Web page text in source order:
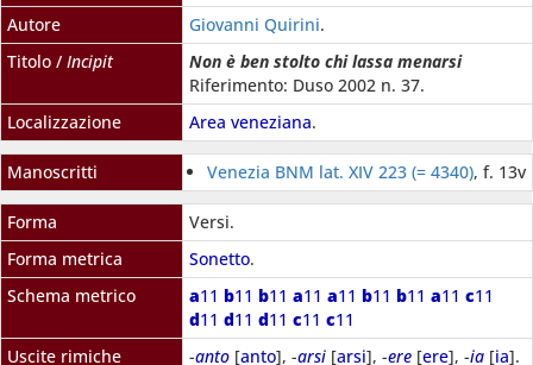
Autore
Giovanni Quirini.
Titolo / Incipit
Non è ben stolto chi lassa menarsi
Riferimento: Duso 2002 n. 37.
Localizzazione
Area veneziana.
Manoscritti Venezia BNM lat. XIV 223 (= 4340), f. 13v
Forma
Versi.
Forma metrica
Sonetto.
Schema metrico
a11 b11 b11a11a11 b11 b11a11c11
d11d11d11c11c11
Uscite rimiche
-anto [anto], -arsi [arsi], -ere [ere], -ia [ia].